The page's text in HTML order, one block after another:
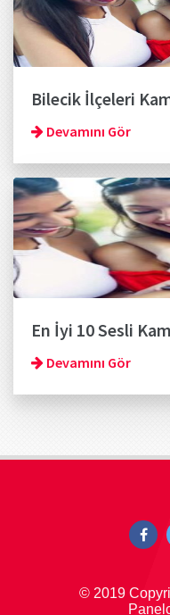
Bilecik İlçeleri
Devamını Gör
En İyi 10 Sesli
Devamını Gör
© 2019